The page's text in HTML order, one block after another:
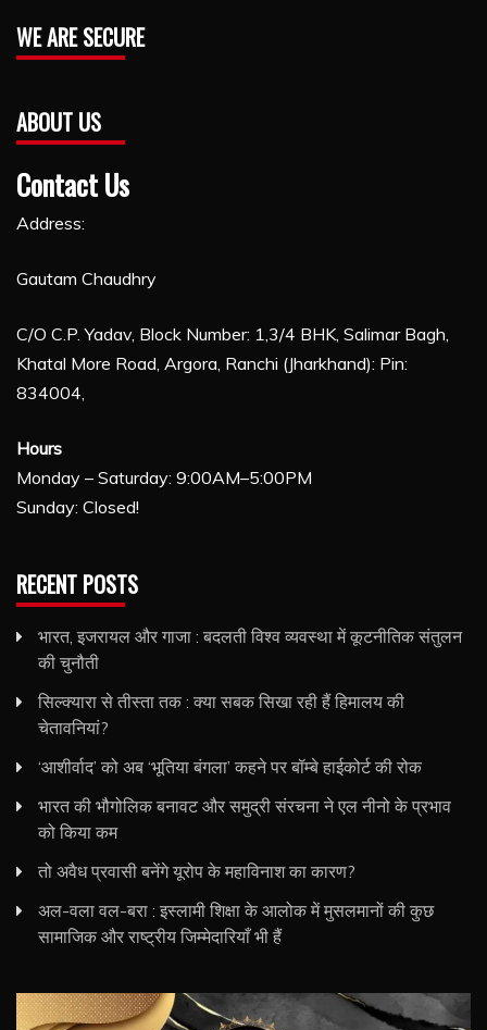
WE ARE SECURE
ABOUT US
Contact Us
Address:
Gautam Chaudhry
C/O C.P. Yadav, Block Number: 1,3/4 BHK, Salimar Bagh,
Khatal More Road, Argora, Ranchi (Jharkhand): Pin:
834004,
Hours
Monday – Saturday: 9:00AM–5:00PM
Sunday: Closed!
RECENT POSTS
भारत, इजरायल और गाजा : बदलती विश्व व्यवस्था में कूटनीतिक संतुलन
की चुनौती
सिल्क्यारा से तीस्ता तक : क्या सबक सिखा रही हैं हिमालय की
चेतावनियां?
‘आशीर्वाद’ को अब ‘भूतिया बंगला’ कहने पर बॉम्बे हाईकोर्ट की रोक
भारत की भौगोलिक बनावट और समुद्री संरचना ने एल नीनो के प्रभाव
को किया कम
तो अवैध प्रवासी बनेंगे यूरोप के महाविनाश का कारण?
अल-वला वल-बरा : इस्लामी शिक्षा के आलोक में मुसलमानों की कुछ
सामाजिक और राष्ट्रीय जिम्मेदारियाँ भी हैं